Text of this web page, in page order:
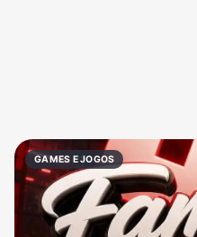
Notícias Outros
GAMES E JOGOS